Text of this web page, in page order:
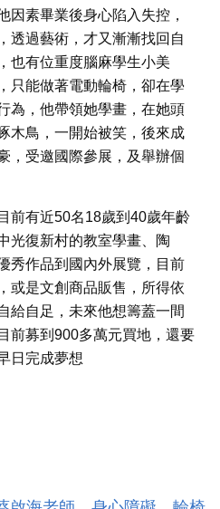
因素畢業後身心陷入失控，
透過藝術，才又漸漸找回自
也有位重度腦麻學生小美
只能做著電動輪椅，卻在學
為，他帶領她學畫，在她頭
木鳥，一開始被笑，後來成
，受邀國際參展，及舉辦個
前有近50名18歲到40歲年齡
光復新村的教室學畫、陶
秀作品到國內外展覽，目前
或是文創商品販售，所得依
給自足，未來他想籌蓋一間
前募到900多萬元買地，還要
日完成夢想